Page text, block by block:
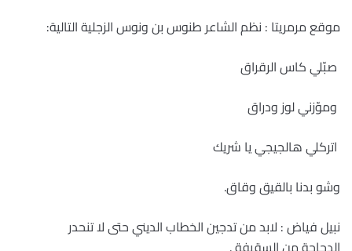
موقع مرمريتا : نظم الشاعر طنوس بن ونوس الزجلية التالية:
صبّلي كاس الرقراق
وموّزني لوز ودراق
اتركلي هالجيجي يا شريك
وشو بدنا بالقيق وقاق.
نبيل فياض : لابد من تدجين الخطاب الديني حتى لا تنحدر